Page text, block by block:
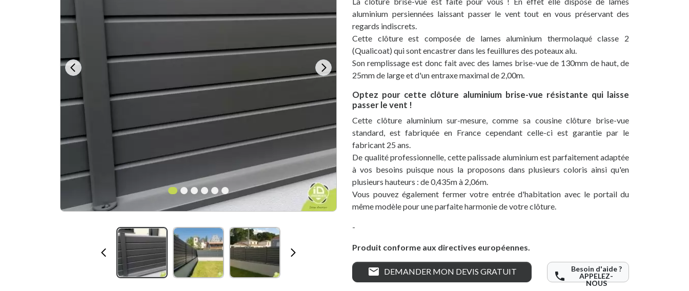
1 2 3 4 5 6
aluminium persiennées laissant passer le vent tout en vous préservant des
regards indiscrets.
Cette clôture est composée de lames aluminium thermolaqué classe 2
(Qualicoat) qui sont encastrer dans les feuillures des poteaux alu.
Son remplissage est donc fait avec des lames brise-vue de 130mm de haut, de
25mm de large et d'un entraxe maximal de 2,00m.
Optez pour cette clôture aluminium brise-vue résistante qui laisse
passer le vent !
Cette clôture aluminium sur-mesure, comme sa cousine clôture brise-vue
standard, est fabriquée en France cependant celle-ci est garantie par le
fabricant 25 ans.
De qualité professionnelle, cette palissade aluminium est parfaitement adaptée
à vos besoins puisque nous la proposons dans plusieurs coloris ainsi qu'en
plusieurs hauteurs : de 0,435m à 2,06m.
Vous pouvez également fermer votre entrée d'habitation avec le portail du
même modèle pour une parfaite harmonie de votre clôture.
-
Produit conforme aux directives européennes.
mail DEMANDER MON DEVIS GRATUIT phone
Besoin d'aide ?
APPELEZ-
NOUS